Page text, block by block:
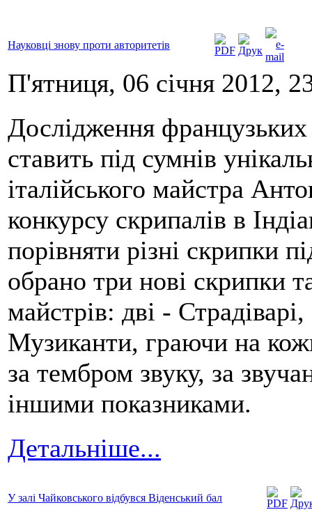
Науковці знову проти авторитетів
П'ятниця, 06 січня 2012,
Дослідження французьких
ставить під сумнів
італійського майстра
конкурсу скрипалів в
порівняти різні скрипки
обрано три нові скрипки
майстрів: дві -
Музиканти, граючи на
за тембром звуку, за
іншими показниками.
Детальніше...
У залі Чайковського відбувся Віденський бал